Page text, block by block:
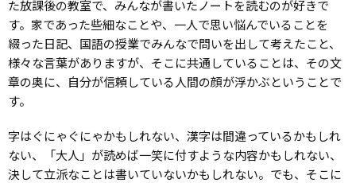
た放課後の教室で、みんなが書いたノートを読むのが好きで
す。家であった些細なことや、一人で思い悩んでいることを
綴った日記、国語の授業でみんなで問いを出して考えたこと、
様々な言葉がありますが、そこに共通していることは、その文
章の奥に、自分が信頼している人間の顔が浮かぶということで
す。
字はぐにゃぐにゃかもしれない、漢字は間違っているかもしれ
ない、「大人」が読めば一笑に付すような内容かもしれない、
決して立派なことは書いていないかもしれない。でも、そこに